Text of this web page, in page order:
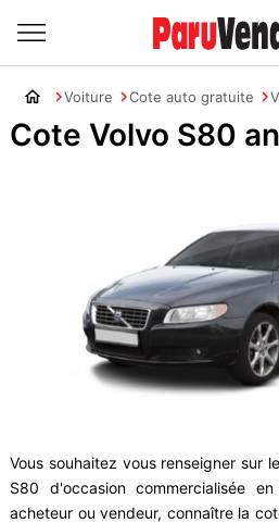
Voiture Cote auto gratuite
Cote Volvo S80
Vous souhaitez vous renseigner sur
S80 d'occasion commercialisée
acheteur ou vendeur, connaître la